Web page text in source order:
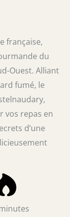
française,
du
Ouest. Alliant
fumé, le
vos repas en
d’une